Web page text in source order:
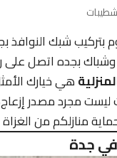
بتركيب شبك
بجده اتصل على
هي خيارك
ليست مجرد مصدر
منازلكم من
جدة